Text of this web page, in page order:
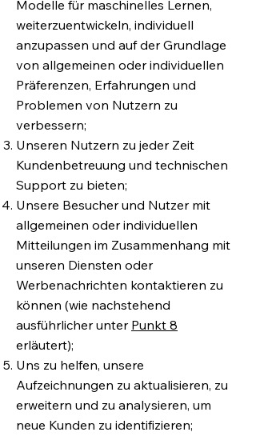
Modelle für maschinelles Lernen,
weiterzuentwickeln, individuell
anzupassen und auf der Grundlage
von allgemeinen oder individuellen
Präferenzen, Erfahrungen und
Problemen von Nutzern zu
verbessern;
Unseren Nutzern zu jeder Zeit
Kundenbetreuung und technischen
Support zu bieten;
Unsere Besucher und Nutzer mit
allgemeinen oder individuellen
Mitteilungen im Zusammenhang mit
unseren Diensten oder
Werbenachrichten kontaktieren zu
können (wie nachstehend
ausführlicher unter Punkt 8
erläutert);
Uns zu helfen, unsere
Aufzeichnungen zu aktualisieren, zu
erweitern und zu analysieren, um
neue Kunden zu identifizieren;